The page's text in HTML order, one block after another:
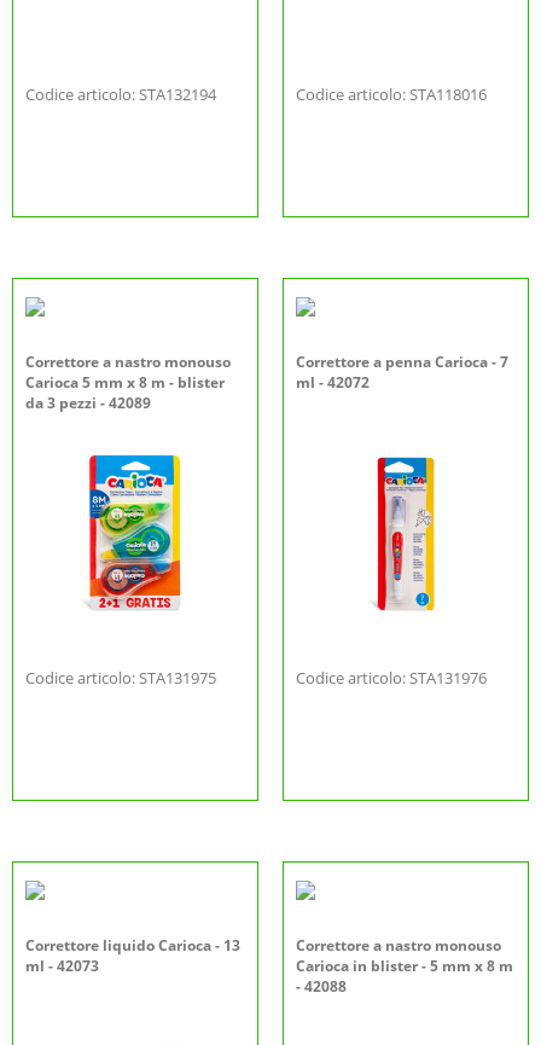
Codice articolo: STA132194 Codice articolo: STA118016
Correttore a nastro monouso
Carioca 5 mm x 8 m - blister
da 3 pezzi - 42089
Codice articolo: STA131975
Correttore a penna Carioca - 7
ml - 42072
Codice articolo: STA131976
Correttore liquido Carioca - 13
ml - 42073
Correttore a nastro monouso
Carioca in blister - 5 mm x 8 m
- 42088